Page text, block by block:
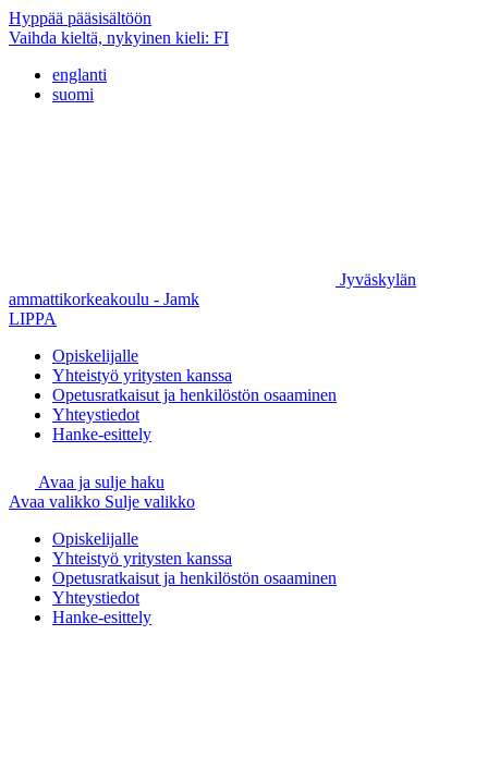
Hyppää pääsisältöön
Vaihda kieltä, nykyinen kieli: FI
englanti
suomi
Jyväskylän
ammattikorkeakoulu - Jamk
LIPPA
Opiskelijalle
Yhteistyö yritysten kanssa
Opetusratkaisut ja henkilöstön osaaminen
Yhteystiedot
Hanke-esittely
Avaa ja sulje haku
Avaa valikko Sulje valikko
Opiskelijalle
Yhteistyö yritysten kanssa
Opetusratkaisut ja henkilöstön osaaminen
Yhteystiedot
Hanke-esittely